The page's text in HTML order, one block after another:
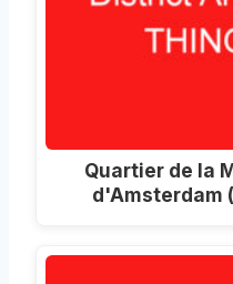
Quartier de la
d'Amsterdam